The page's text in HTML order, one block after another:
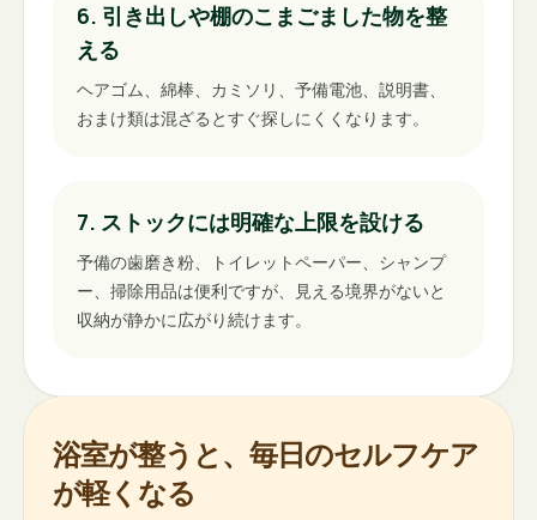
6. 引き出しや棚のこまごました物を整
える
ヘアゴム、綿棒、カミソリ、予備電池、説明書、
おまけ類は混ざるとすぐ探しにくくなります。
7. ストックには明確な上限を設ける
予備の歯磨き粉、トイレットペーパー、シャンプ
ー、掃除用品は便利ですが、見える境界がないと
収納が静かに広がり続けます。
浴室が整うと、毎日のセルフケア
が軽くなる